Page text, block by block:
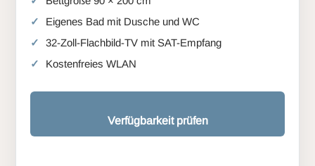
Eigenes Bad mit Dusche und WC
32-Zoll-Flachbild-TV mit SAT-Empfang
Kostenfreies WLAN
Verfügbarkeit prüfen